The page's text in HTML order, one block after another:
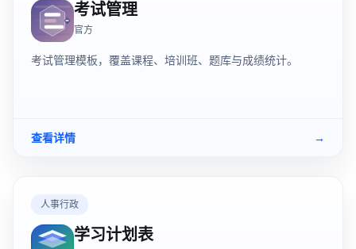
考试管理
官方
考试管理模板，覆盖课程、培训班、题库与成绩统计。
查看详情 →
人事行政
学习计划表